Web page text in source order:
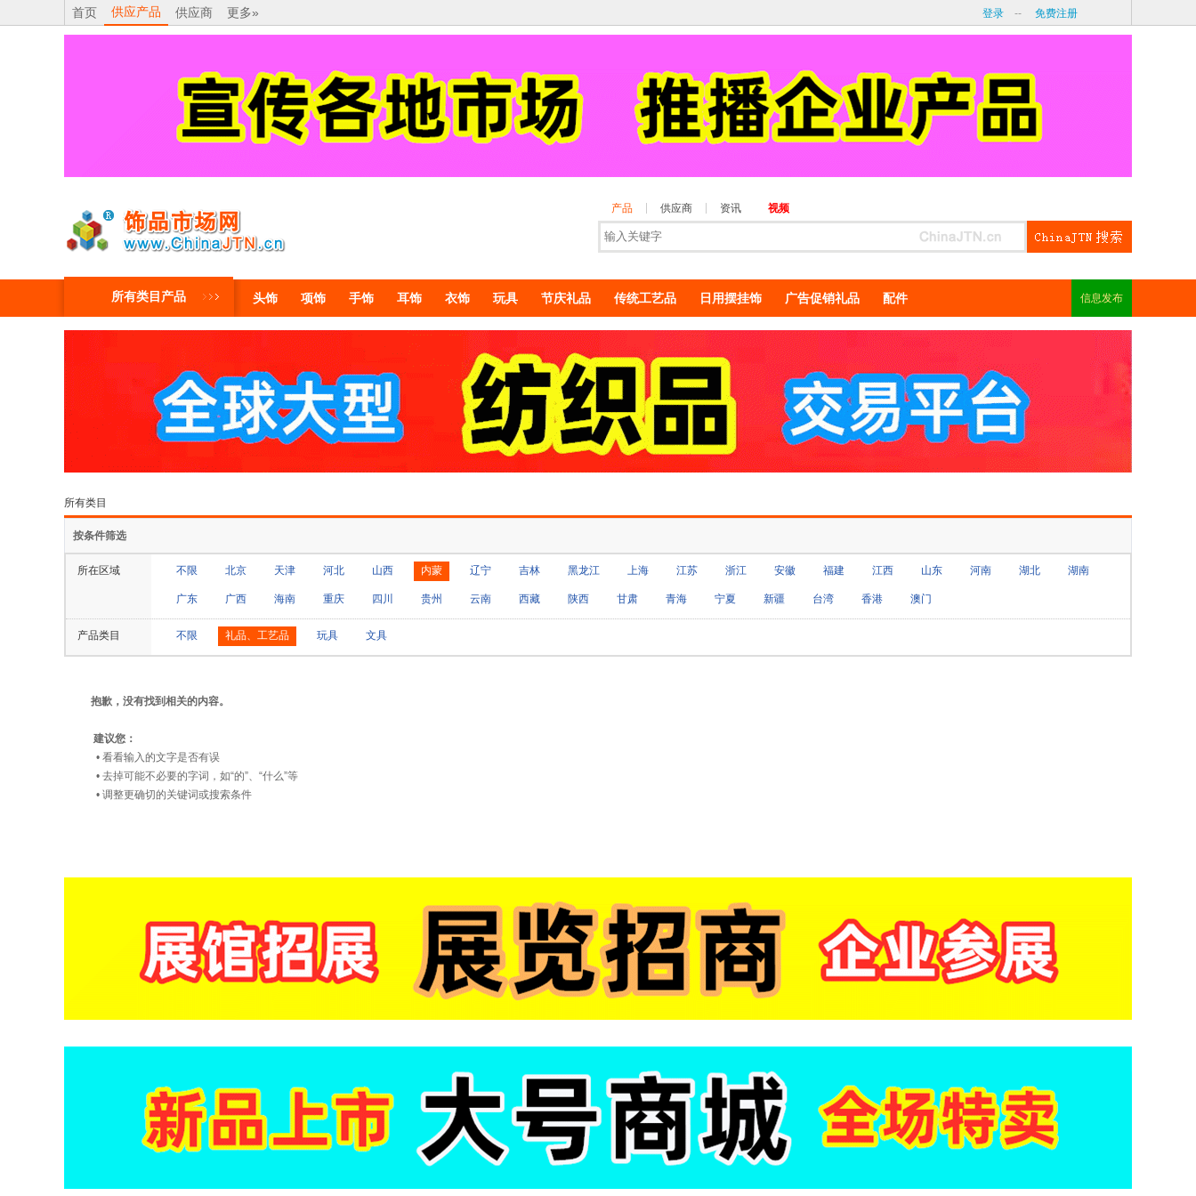
首页 供应产品 供应商 更多» 登录 -- 免费注册
产品 供应商 资讯 视频
所有类目产品 头饰 项饰 手饰 耳饰 衣饰 玩具 节庆礼品 传统工艺品 日用摆挂饰 广告促销礼品 配件 信息发布
所有类目
按条件筛选
所在区域 不限 北京 天津 河北 山西 内蒙 辽宁 吉林 黑龙江 上海 江苏 浙江 安徽 福建 江西 山东 河南 湖北 湖南
广东 广西 海南 重庆 四川 贵州 云南 西藏 陕西 甘肃 青海 宁夏 新疆 台湾 香港 澳门
产品类目 不限 礼品、工艺品 玩具 文具
抱歉，没有找到相关的内容。
建议您：
• 看看输入的文字是否有误
• 去掉可能不必要的字词，如“的”、“什么”等
• 调整更确切的关键词或搜索条件